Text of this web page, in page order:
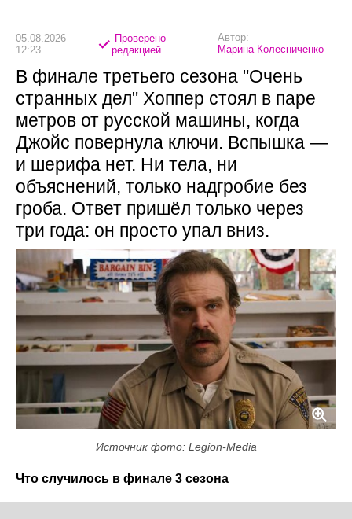
05.08.2026
12:23
Проверено
редакцией
Автор:
Марина Колесниченко
В финале третьего сезона "Очень
странных дел" Хоппер стоял в паре
метров от русской машины, когда
Джойс повернула ключи. Вспышка —
и шерифа нет. Ни тела, ни
объяснений, только надгробие без
гроба. Ответ пришёл только через
три года: он просто упал вниз.
Источник фото: Legion-Media
Что случилось в финале 3 сезона